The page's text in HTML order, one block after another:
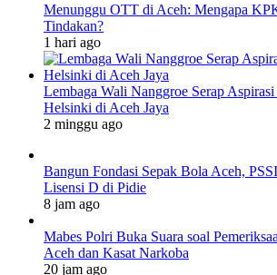
Menunggu OTT di Aceh: Mengapa
Tindakan?
1 hari ago
Lembaga Wali Nanggroe Serap
Helsinki di Aceh Jaya
2 minggu ago
Bangun Fondasi Sepak Bola Aceh,
Lisensi D di Pidie
8 jam ago
Mabes Polri Buka Suara soal
Aceh dan Kasat Narkoba
20 jam ago